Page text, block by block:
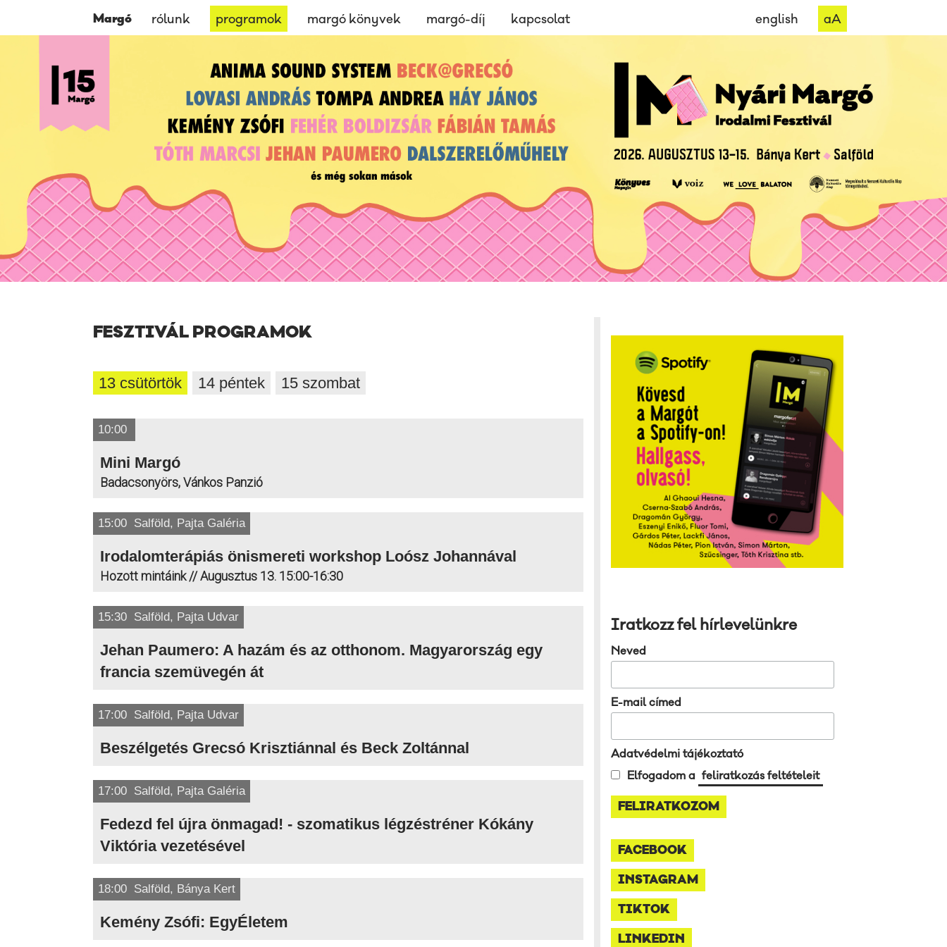
Margó rólunk programok margó könyvek margó-díj kapcsolat english aA
FESZTIVÁL PROGRAMOK
13 csütörtök 14 péntek 15 szombat
10:00
Mini Margó
Badacsonyörs, Vánkos Panzió
15:00 Salföld, Pajta Galéria
Irodalomterápiás önismereti workshop Loósz Johannával
Hozott mintáink // Augusztus 13. 15:00-16:30
15:30 Salföld, Pajta Udvar
Jehan Paumero: A hazám és az otthonom. Magyarország egy
francia szemüvegén át
17:00 Salföld, Pajta Udvar
Beszélgetés Grecsó Krisztiánnal és Beck Zoltánnal
17:00 Salföld, Pajta Galéria
Fedezd fel újra önmagad! - szomatikus légzéstréner Kókány
Viktória vezetésével
18:00 Salföld, Bánya Kert
Kemény Zsófi: EgyÉletem
Iratkozz fel hírlevelünkre
Neved
E-mail címed
Adatvédelmi tájékoztató
Elfogadom a feliratkozás feltételeit
FACEBOOK
INSTAGRAM
TIKTOK
LINKEDIN